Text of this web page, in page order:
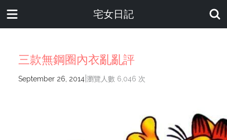
宅女日記
三款無鋼圈內衣亂亂評
September 26, 2014 瀏覽人數 6,046 次